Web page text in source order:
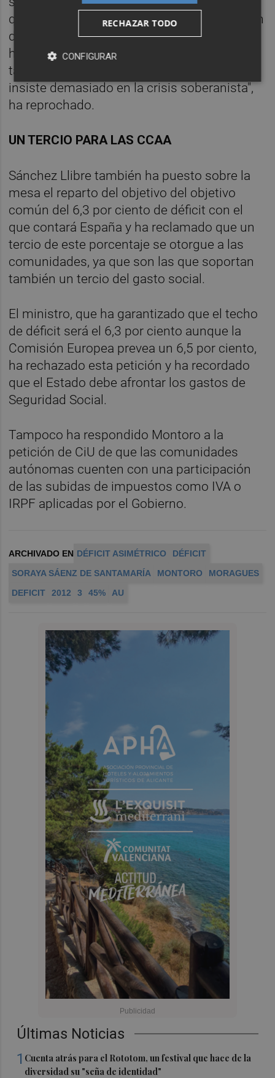
Últimas Noticias
1 Cuenta atrás para el Rototom, un festival que hace de la
diversidad su "seña de identidad"
que, a su juicio, "incomoda" a la recuperación
de las economías española y catalana. "Si
hay estos debates políticos en España es
también porque el Gobierno de Cataluña
insiste demasiado en la crisis soberanista",
ha reprochado.
UN TERCIO PARA LAS CCAA
Sánchez Llibre también ha puesto sobre la
mesa el reparto del objetivo del objetivo
común del 6,3 por ciento de déficit con el
que contará España y ha reclamado que un
tercio de este porcentaje se otorgue a las
comunidades, ya que son las que soportan
también un tercio del gasto social.
El ministro, que ha garantizado que el techo
de déficit será el 6,3 por ciento aunque la
Comisión Europea prevea un 6,5 por ciento,
ha rechazado esta petición y ha recordado
que el Estado debe afrontar los gastos de
Seguridad Social.
Tampoco ha respondido Montoro a la
petición de CiU de que las comunidades
autónomas cuenten con una participación
de las subidas de impuestos como IVA o
IRPF aplicadas por el Gobierno.
ARCHIVADO EN DÉFICIT ASIMÉTRICO
DÉFICIT
SORAYA SÁENZ DE SANTAMARÍA
MONTORO
MORAGUES
DEFICIT
2012 3 45% AU
RECHAZAR TODO
CONFIGURAR